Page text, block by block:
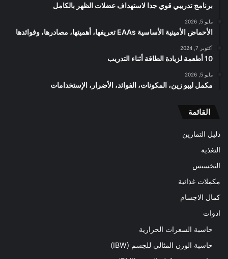
برنامج تدريبي قوي جدا لاستهداف عضلات الظهر بالكامل
مايو 5, 2026
الأحماض الأمينية الأساسية EAAs تعريفها، أهميتها، مصادرها، وفوائدها
أكتوبر 7, 2024
10 أطعمة لزيادة الطاقة أثناء التدريب
مايو 5, 2026
مكمل ليبو زين، المكونات، الفوائد، الأضرار، الإستخدامات
القائمة
دليل التمارين
التغذية
التخسيس
مكملات غذائية
كمال الاجسام
ادوات
حاسبة السعرات الحرارية
حاسبة الوزن المثالي للجسم (IBW)